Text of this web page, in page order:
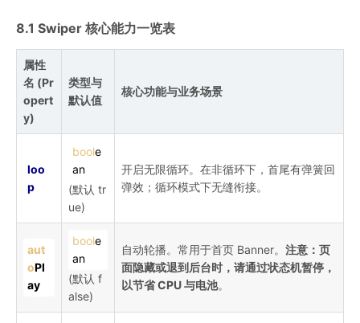
8.1 Swiper 核心能力一览表
属性
名 (Pr
opert
y)
类型与
默认值
核心功能与业务场景
loo
p
boole
an
(默认 tr
ue)
开启无限循环。在非循环下，首尾有弹簧回
弹效；循环模式下无缝衔接。
aut
oPl
ay
boole
an
(默认 f
alse)
自动轮播。常用于首页 Banner。 注意：页
面隐藏或退到后台时，请通过状态机暂停，
以节省 CPU 与电池。